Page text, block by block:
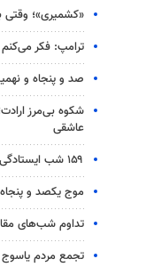
«کشمیری»؛ وقتی
ترامپ: فکر می‌کنم
صد و پنجاه و
شکوه بی‌مرز
عاشقی
۱۵۹ شب ایستادگی و تجلی وحدت مردم محلات در بیعت با رهبر انقلاب
موج یکصد و
تداوم شب‌های
تجمع مردم